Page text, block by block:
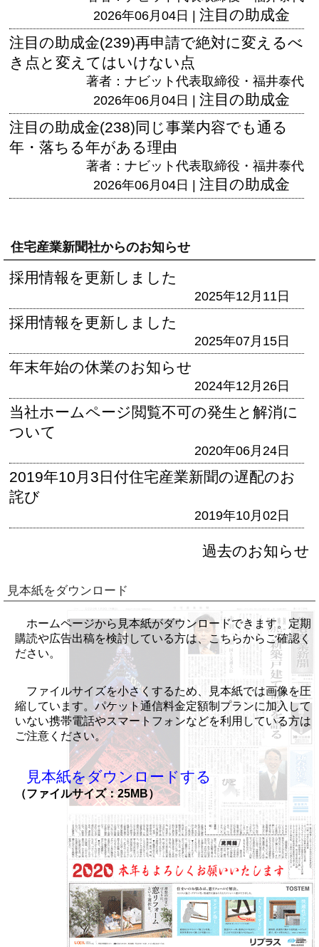
2026年06月04日 | 注目の助成金
注目の助成金(239)再申請で絶対に変えるべ
き点と変えてはいけない点
著者：ナビット代表取締役・福井泰代
2026年06月04日 | 注目の助成金
注目の助成金(238)同じ事業内容でも通る
年・落ちる年がある理由
著者：ナビット代表取締役・福井泰代
2026年06月04日 | 注目の助成金
住宅産業新聞社からのお知らせ
採用情報を更新しました
2025年12月11日
採用情報を更新しました
2025年07月15日
年末年始の休業のお知らせ
2024年12月26日
当社ホームページ閲覧不可の発生と解消に
ついて
2020年06月24日
2019年10月3日付住宅産業新聞の遅配のお
詫び
2019年10月02日
過去のお知らせ
見本紙をダウンロード
ホームページから見本紙がダウンロードできます。定期
購読や広告出稿を検討している方は、こちらからご確認く
ださい。
ファイルサイズを小さくするため、見本紙では画像を圧
縮しています。パケット通信料金定額制プランに加入して
いない携帯電話やスマートフォンなどを利用している方は
ご注意ください。
見本紙をダウンロードする
（ファイルサイズ：25MB）